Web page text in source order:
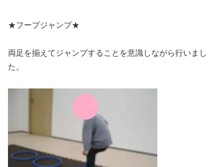
★フープジャンプ★
両足を揃えてジャンプすることを意識しながら行いまし
た。